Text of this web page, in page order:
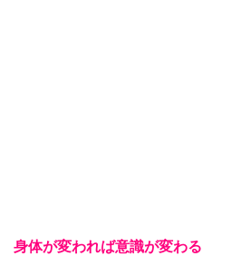
身体が変われば意識が変わる